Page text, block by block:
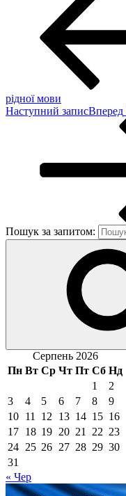
рідної мови
Наступний записВперед
Пошук за запитом:
Серпень 2026
Пн Вт Ср Чт Пт Сб Нд
1
2
3
4 5 6 7 8
9
10 11 12 13 14 15 16
17 18 19 20 21 22 23
24 25 26 27 28 29 30
31
« Чер